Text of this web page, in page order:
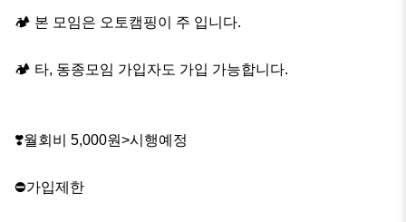
🏕 본 모임은 오토캠핑이 주 입니다.
🏕 타, 동종모임 가입자도 가입 가능합니다.
❣️월회비 5,000원>시행예정
⛔️가입제한